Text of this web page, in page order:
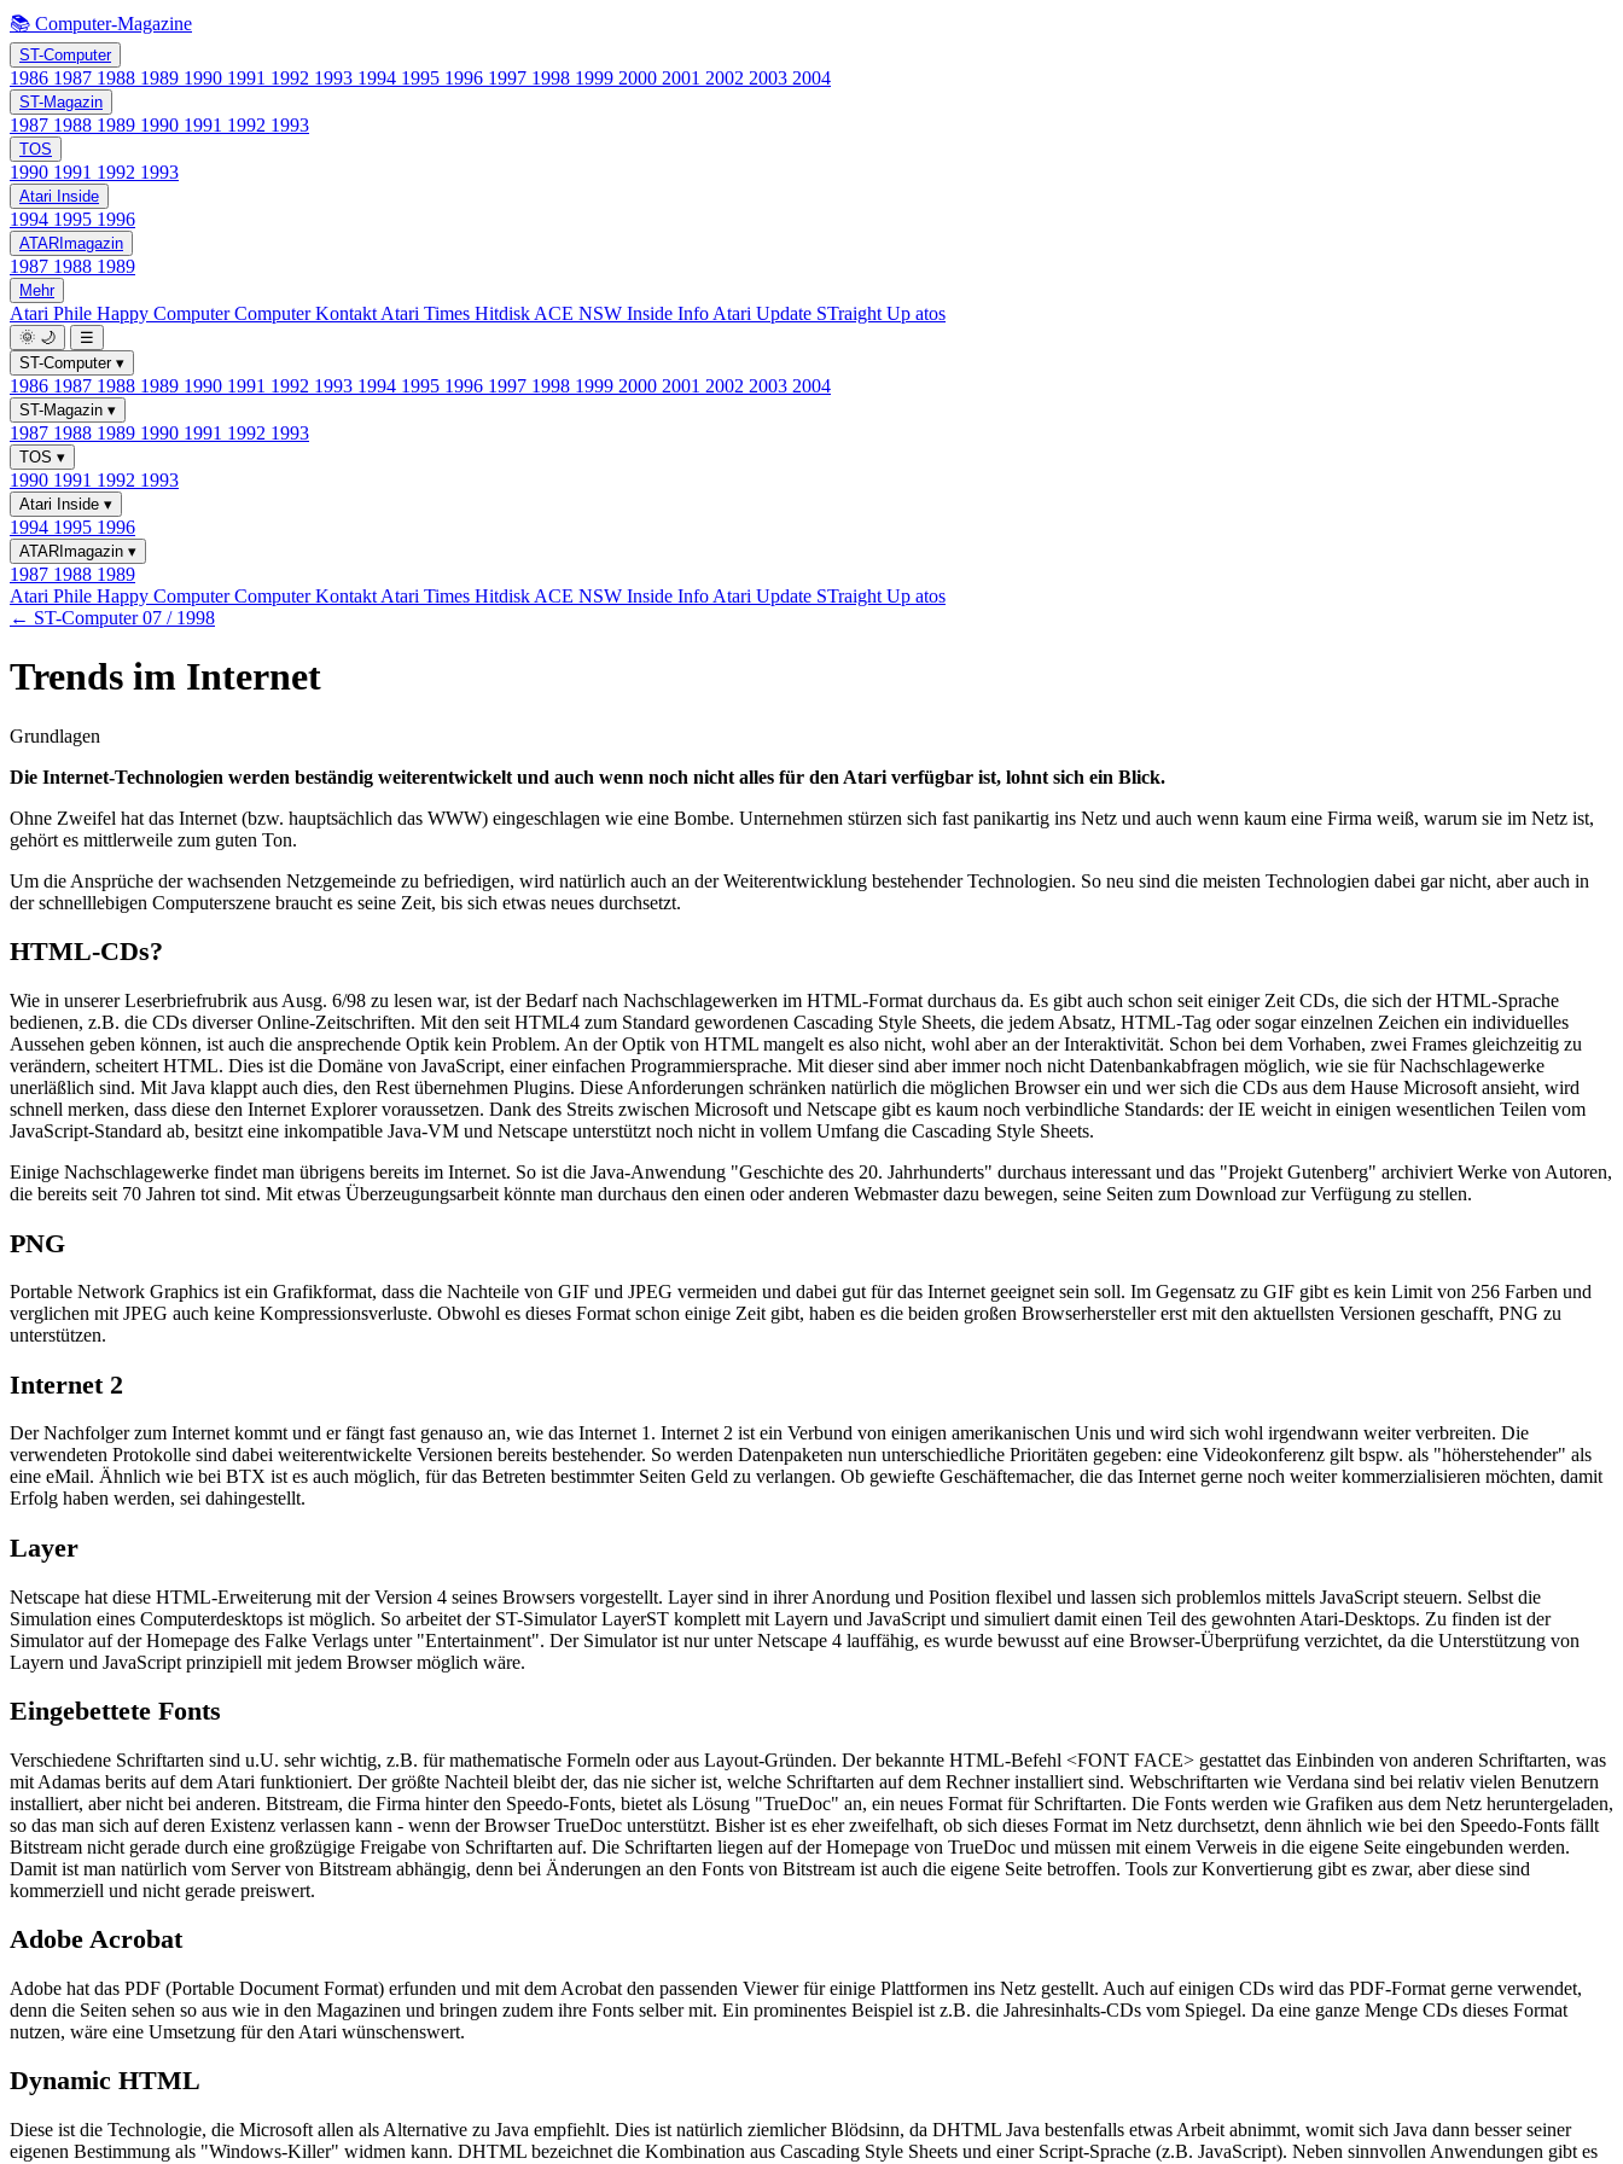
📚 Computer-Magazine
ST-Computer
1986 1987 1988 1989 1990 1991 1992 1993 1994 1995 1996 1997 1998 1999 2000 2001 2002 2003 2004
ST-Magazin
1987 1988 1989 1990 1991 1992 1993
TOS
1990 1991 1992 1993
Atari Inside
1994 1995 1996
ATARImagazin
1987 1988 1989
Mehr
Atari Phile Happy ComputerComputer Kontakt Atari Times Hitdisk ACE NSW Inside Info Atari Update STraight Up atos
🌞 🌙
☰
ST-Computer ▾
1986 1987 1988 1989 1990 1991 1992 1993 1994 1995 1996 1997 1998 1999 2000 2001 2002 2003 2004
ST-Magazin ▾
1987 1988 1989 1990 1991 1992 1993
TOS ▾
1990 1991 1992 1993
Atari Inside ▾
1994 1995 1996
ATARImagazin ▾
1987 1988 1989
Atari Phile Happy ComputerComputer Kontakt Atari Times Hitdisk ACE NSW Inside Info Atari Update STraight Up atos
← ST-Computer 07 / 1998
Trends im Internet
Grundlagen
Die Internet-Technologien werden beständig weiterentwickelt und auch wenn noch nicht alles für den Atari verfügbar ist, lohnt sich ein Blick.
Ohne Zweifel hat das Internet (bzw. hauptsächlich das WWW) eingeschlagen wie eine Bombe. Unternehmen stürzen sich fast panikartig ins Netz und auch wenn kaum eine Firma weiß, warum sie im Netz ist,
gehört es mittlerweile zum guten Ton.
Um die Ansprüche der wachsenden Netzgemeinde zu befriedigen, wird natürlich auch an der Weiterentwicklung bestehender Technologien. So neu sind die meisten Technologien dabei gar nicht, aber auch in
der schnelllebigen Computerszene braucht es seine Zeit, bis sich etwas neues durchsetzt.
HTML-CDs?
Wie in unserer Leserbriefrubrik aus Ausg. 6/98 zu lesen war, ist der Bedarf nach Nachschlagewerken im HTML-Format durchaus da. Es gibt auch schon seit einiger Zeit CDs, die sich der HTML-Sprache
bedienen, z.B. die CDs diverser Online-Zeitschriften. Mit den seit HTML4 zum Standard gewordenen Cascading Style Sheets, die jedem Absatz, HTML-Tag oder sogar einzelnen Zeichen ein individuelles
Aussehen geben können, ist auch die ansprechende Optik kein Problem. An der Optik von HTML mangelt es also nicht, wohl aber an der Interaktivität. Schon bei dem Vorhaben, zwei Frames gleichzeitig zu
verändern, scheitert HTML. Dies ist die Domäne von JavaScript, einer einfachen Programmiersprache. Mit dieser sind aber immer noch nicht Datenbankabfragen möglich, wie sie für Nachschlagewerke
unerläßlich sind. Mit Java klappt auch dies, den Rest übernehmen Plugins. Diese Anforderungen schränken natürlich die möglichen Browser ein und wer sich die CDs aus dem Hause Microsoft ansieht, wird
schnell merken, dass diese den Internet Explorer voraussetzen. Dank des Streits zwischen Microsoft und Netscape gibt es kaum noch verbindliche Standards: der IE weicht in einigen wesentlichen Teilen vom
JavaScript-Standard ab, besitzt eine inkompatible Java-VM und Netscape unterstützt noch nicht in vollem Umfang die Cascading Style Sheets.
Einige Nachschlagewerke findet man übrigens bereits im Internet. So ist die Java-Anwendung "Geschichte des 20. Jahrhunderts" durchaus interessant und das "Projekt Gutenberg" archiviert Werke von Autoren,
die bereits seit 70 Jahren tot sind. Mit etwas Überzeugungsarbeit könnte man durchaus den einen oder anderen Webmaster dazu bewegen, seine Seiten zum Download zur Verfügung zu stellen.
PNG
Portable Network Graphics ist ein Grafikformat, dass die Nachteile von GIF und JPEG vermeiden und dabei gut für das Internet geeignet sein soll. Im Gegensatz zu GIF gibt es kein Limit von 256 Farben und
verglichen mit JPEG auch keine Kompressionsverluste. Obwohl es dieses Format schon einige Zeit gibt, haben es die beiden großen Browserhersteller erst mit den aktuellsten Versionen geschafft, PNG zu
unterstützen.
Internet 2
Der Nachfolger zum Internet kommt und er fängt fast genauso an, wie das Internet 1. Internet 2 ist ein Verbund von einigen amerikanischen Unis und wird sich wohl irgendwann weiter verbreiten. Die
verwendeten Protokolle sind dabei weiterentwickelte Versionen bereits bestehender. So werden Datenpaketen nun unterschiedliche Prioritäten gegeben: eine Videokonferenz gilt bspw. als "höherstehender" als
eine eMail. Ähnlich wie bei BTX ist es auch möglich, für das Betreten bestimmter Seiten Geld zu verlangen. Ob gewiefte Geschäftemacher, die das Internet gerne noch weiter kommerzialisieren möchten, damit
Erfolg haben werden, sei dahingestellt.
Layer
Netscape hat diese HTML-Erweiterung mit der Version 4 seines Browsers vorgestellt. Layer sind in ihrer Anordung und Position flexibel und lassen sich problemlos mittels JavaScript steuern. Selbst die
Simulation eines Computerdesktops ist möglich. So arbeitet der ST-Simulator LayerST komplett mit Layern und JavaScript und simuliert damit einen Teil des gewohnten Atari-Desktops. Zu finden ist der
Simulator auf der Homepage des Falke Verlags unter "Entertainment". Der Simulator ist nur unter Netscape 4 lauffähig, es wurde bewusst auf eine Browser-Überprüfung verzichtet, da die Unterstützung von
Layern und JavaScript prinzipiell mit jedem Browser möglich wäre.
Eingebettete Fonts
Verschiedene Schriftarten sind u.U. sehr wichtig, z.B. für mathematische Formeln oder aus Layout-Gründen. Der bekannte HTML-Befehl <FONT FACE> gestattet das Einbinden von anderen Schriftarten, was
mit Adamas berits auf dem Atari funktioniert. Der größte Nachteil bleibt der, das nie sicher ist, welche Schriftarten auf dem Rechner installiert sind. Webschriftarten wie Verdana sind bei relativ vielen Benutzern
installiert, aber nicht bei anderen. Bitstream, die Firma hinter den Speedo-Fonts, bietet als Lösung "TrueDoc" an, ein neues Format für Schriftarten. Die Fonts werden wie Grafiken aus dem Netz heruntergeladen,
so das man sich auf deren Existenz verlassen kann - wenn der Browser TrueDoc unterstützt. Bisher ist es eher zweifelhaft, ob sich dieses Format im Netz durchsetzt, denn ähnlich wie bei den Speedo-Fonts fällt
Bitstream nicht gerade durch eine großzügige Freigabe von Schriftarten auf. Die Schriftarten liegen auf der Homepage von TrueDoc und müssen mit einem Verweis in die eigene Seite eingebunden werden.
Damit ist man natürlich vom Server von Bitstream abhängig, denn bei Änderungen an den Fonts von Bitstream ist auch die eigene Seite betroffen. Tools zur Konvertierung gibt es zwar, aber diese sind
kommerziell und nicht gerade preiswert.
Adobe Acrobat
Adobe hat das PDF (Portable Document Format) erfunden und mit dem Acrobat den passenden Viewer für einige Plattformen ins Netz gestellt. Auch auf einigen CDs wird das PDF-Format gerne verwendet,
denn die Seiten sehen so aus wie in den Magazinen und bringen zudem ihre Fonts selber mit. Ein prominentes Beispiel ist z.B. die Jahresinhalts-CDs vom Spiegel. Da eine ganze Menge CDs dieses Format
nutzen, wäre eine Umsetzung für den Atari wünschenswert.
Dynamic HTML
Diese ist die Technologie, die Microsoft allen als Alternative zu Java empfiehlt. Dies ist natürlich ziemlicher Blödsinn, da DHTML Java bestenfalls etwas Arbeit abnimmt, womit sich Java dann besser seiner
eigenen Bestimmung als "Windows-Killer" widmen kann. DHTML bezeichnet die Kombination aus Cascading Style Sheets und einer Script-Sprache (z.B. JavaScript). Neben sinnvollen Anwendungen gibt es